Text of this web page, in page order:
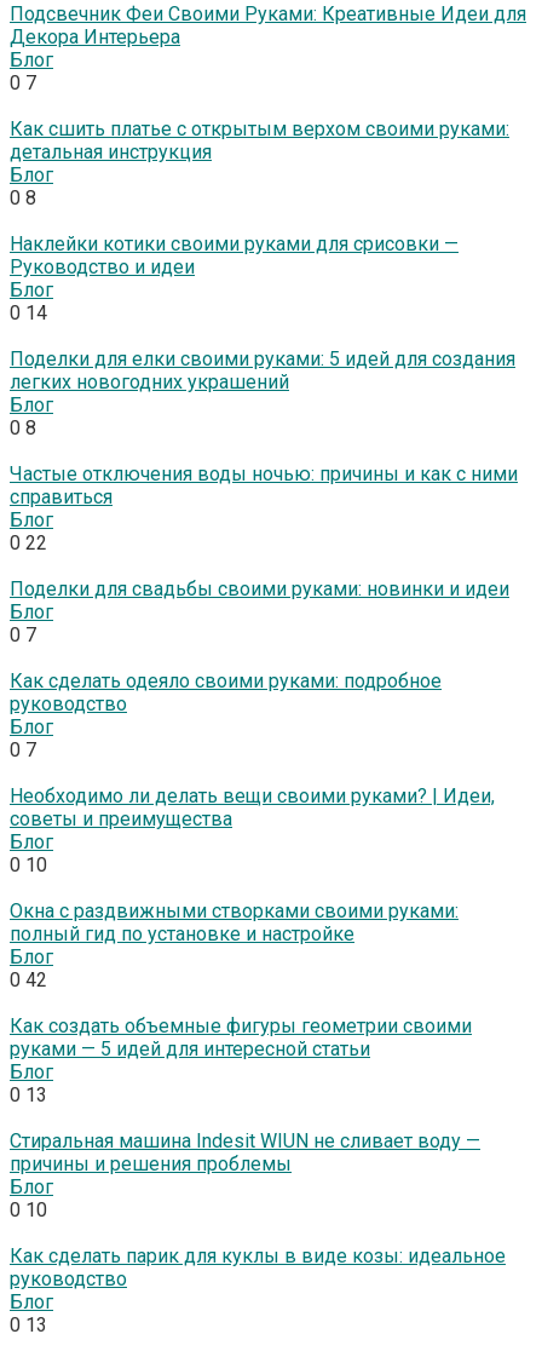
Подсвечник Феи Своими Руками: Креативные Идеи для
Декора Интерьера
Блог
0 7
Как сшить платье с открытым верхом своими руками:
детальная инструкция
Блог
0 8
Наклейки котики своими руками для срисовки —
Руководство и идеи
Блог
0 14
Поделки для елки своими руками: 5 идей для создания
легких новогодних украшений
Блог
0 8
Частые отключения воды ночью: причины и как с ними
справиться
Блог
0 22
Поделки для свадьбы своими руками: новинки и идеи
Блог
0 7
Как сделать одеяло своими руками: подробное
руководство
Блог
0 7
Необходимо ли делать вещи своими руками? | Идеи,
советы и преимущества
Блог
0 10
Окна с раздвижными створками своими руками:
полный гид по установке и настройке
Блог
0 42
Как создать объемные фигуры геометрии своими
руками — 5 идей для интересной статьи
Блог
0 13
Стиральная машина Indesit WIUN не сливает воду —
причины и решения проблемы
Блог
0 10
Как сделать парик для куклы в виде козы: идеальное
руководство
Блог
0 13